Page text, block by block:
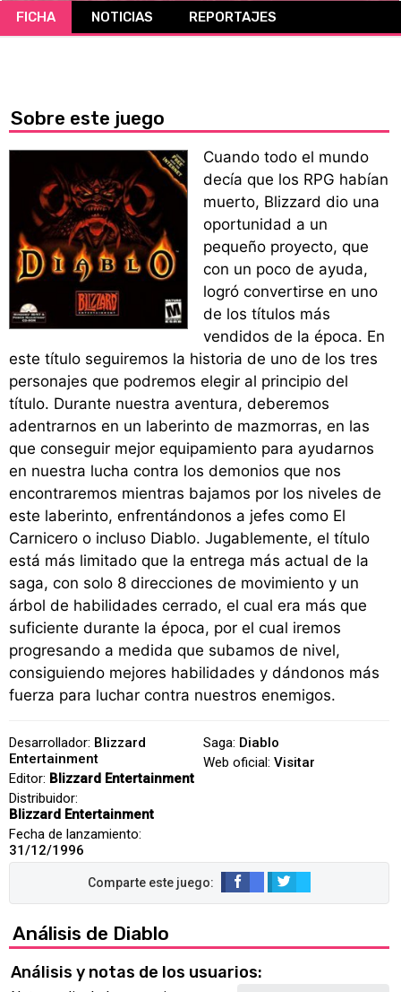
CÓMICS
FICHA NOTICIAS REPORTAJES
Sobre este juego
Cuando todo el mundo
decía que los RPG habían
muerto, Blizzard dio una
oportunidad a un
pequeño proyecto, que
con un poco de ayuda,
logró convertirse en uno
de los títulos más
vendidos de la época. En
este título seguiremos la historia de uno de los tres
personajes que podremos elegir al principio del
título. Durante nuestra aventura, deberemos
adentrarnos en un laberinto de mazmorras, en las
que conseguir mejor equipamiento para ayudarnos
en nuestra lucha contra los demonios que nos
encontraremos mientras bajamos por los niveles de
este laberinto, enfrentándonos a jefes como El
Carnicero o incluso Diablo. Jugablemente, el título
está más limitado que la entrega más actual de la
saga, con solo 8 direcciones de movimiento y un
árbol de habilidades cerrado, el cual era más que
suficiente durante la época, por el cual iremos
progresando a medida que subamos de nivel,
consiguiendo mejores habilidades y dándonos más
fuerza para luchar contra nuestros enemigos.
Desarrollador: Blizzard
Entertainment
Editor: Blizzard Entertainment
Distribuidor:
Blizzard Entertainment
Fecha de lanzamiento:
31/12/1996
Saga: Diablo
Web oficial: Visitar
Análisis de Diablo
Análisis y notas de los usuarios: